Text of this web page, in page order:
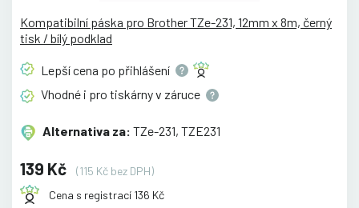
Kompatibilní páska pro Brother TZe-231, 12mm x 8m, černý
tisk / bílý podklad
Lepší cena po přihlášení
Vhodné i pro tiskárny v záruce
Alternativa za: TZe-231, TZE231
139 Kč
(115 Kč bez DPH)
Cena s registrací 136 Kč